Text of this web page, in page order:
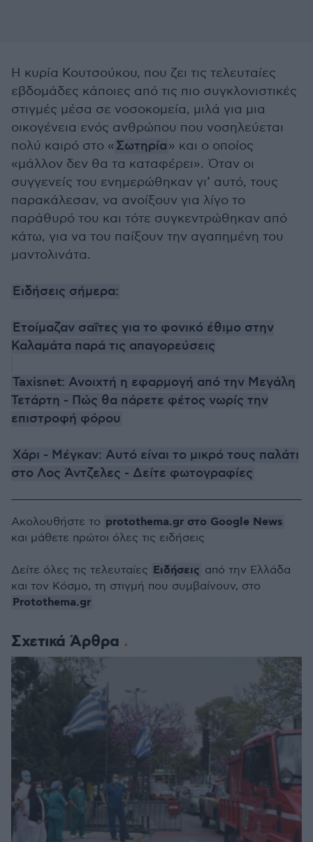
Η κυρία Κουτσούκου, που ζει τις τελευταίες
εβδομάδες κάποιες από τις πιο συγκλονιστικές
στιγμές μέσα σε νοσοκομεία, μιλά για μια
οικογένεια ενός ανθρώπου που νοσηλεύεται
πολύ καιρό στο « Σωτηρία» και ο οποίος
«μάλλον δεν θα τα καταφέρει». Όταν οι
συγγενείς του ενημερώθηκαν γι’ αυτό, τους
παρακάλεσαν, να ανοίξουν για λίγο το
παράθυρό του και τότε συγκεντρώθηκαν από
κάτω, για να του παίξουν την αγαπημένη του
μαντολινάτα.
Ειδήσεις σήμερα:
Ετοίμαζαν σαΐτες για το φονικό έθιμο στην
Καλαμάτα παρά τις απαγορεύσεις
Taxisnet: Ανοιχτή η εφαρμογή από την Μεγάλη
Τετάρτη - Πώς θα πάρετε φέτος νωρίς την
επιστροφή φόρου
Χάρι - Μέγκαν: Αυτό είναι το μικρό τους παλάτι
στο Λος Άντζελες - Δείτε φωτογραφίες
Σχετικά Άρθρα
Ακολουθήστε το protothema.gr στο Google News
και μάθετε πρώτοι όλες τις ειδήσεις
Δείτε όλες τις τελευταίες Ειδήσεις από την Ελλάδα
και τον Κόσμο, τη στιγμή που συμβαίνουν, στο
Protothema.gr